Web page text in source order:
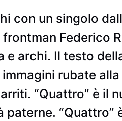
con un singolo
Federico
archi. Il testo
rubate alla
“Quattro” è il
“Quattro”